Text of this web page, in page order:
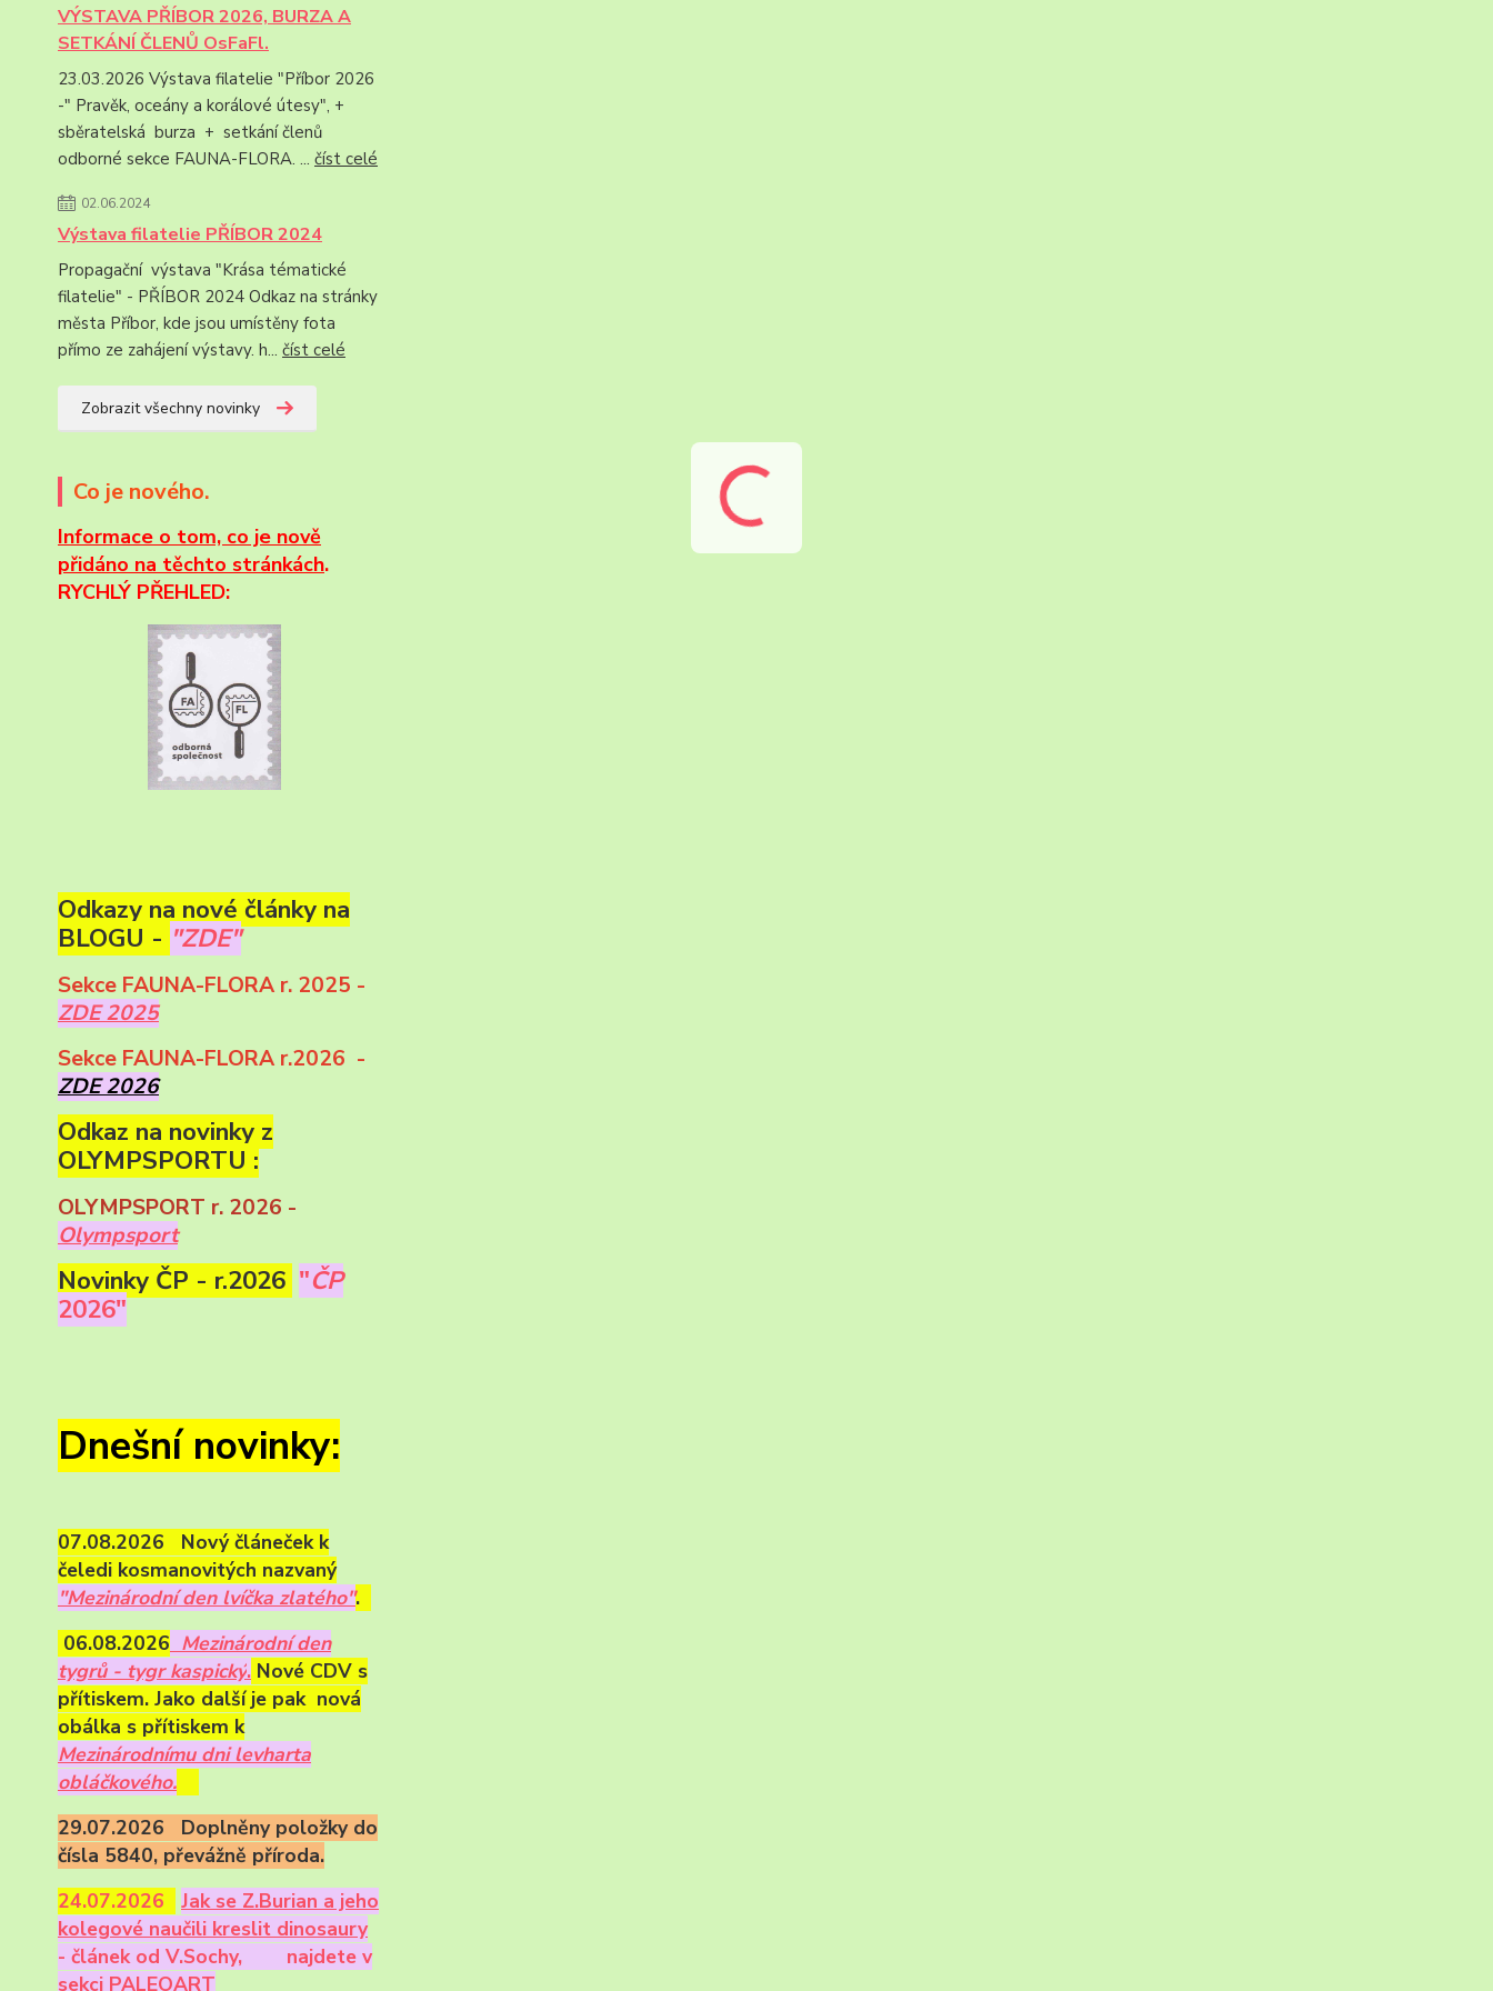
VÝSTAVA PŘÍBOR 2026, BURZA A
SETKÁNÍ ČLENŮ OsFaFl.
23.03.2026 Výstava filatelie "Příbor 2026
-" Pravěk, oceány a korálové útesy", +
sběratelská burza + setkání členů
odborné sekce FAUNA-FLORA. ... číst celé
02.06.2024
Výstava filatelie PŘÍBOR 2024
Propagační výstava "Krása tématické
filatelie" - PŘÍBOR 2024 Odkaz na stránky
města Příbor, kde jsou umístěny fota
přímo ze zahájení výstavy. h... číst celé
Zobrazit všechny novinky
Co je nového.
Informace o tom, co je nově
přidáno na těchto stránkách.
RYCHLÝ PŘEHLED:
Odkazy na nové články na
BLOGU - "ZDE"
Sekce FAUNA-FLORA r. 2025 -
ZDE 2025
Sekce FAUNA-FLORA r.2026 -
ZDE 2026
Odkaz na novinky z
OLYMPSPORTU :
OLYMPSPORT r. 2026 -
Olympsport
Novinky ČP - r.2026 "ČP
2026"
Dnešní novinky:
07.08.2026 Nový článeček k
čeledi kosmanovitých nazvaný
"Mezinárodní den lvíčka zlatého".
06.08.2026 Mezinárodní den
tygrů - tygr kaspický. Nové CDV s
přítiskem. Jako další je pak nová
obálka s přítiskem k
Mezinárodnímu dni levharta
obláčkového.
29.07.2026 Doplněny položky do
čísla 5840, převážně příroda.
24.07.2026
Jak se Z.Burian a jeho
kolegové naučili kreslit dinosaury
- článek od V.Sochy,
najdete v
sekci PALEOART